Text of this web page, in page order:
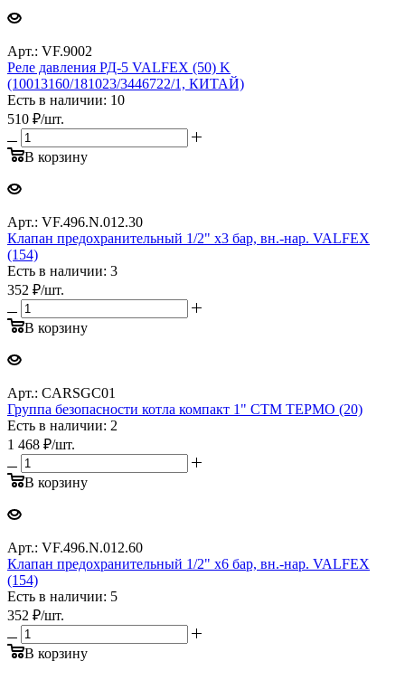
Арт.: VF.9002
Реле давления РД-5 VALFEX (50) K
(10013160/181023/3446722/1, КИТАЙ)
Есть в наличии: 10
510 ₽/шт.
В корзину
Арт.: VF.496.N.012.30
Клапан предохранительный 1/2" х3 бар, вн.-нар. VALFEX
(154)
Есть в наличии: 3
352 ₽/шт.
В корзину
Арт.: CARSGC01
Группа безопасности котла компакт 1" СТМ ТЕРМО (20)
Есть в наличии: 2
1 468 ₽/шт.
В корзину
Арт.: VF.496.N.012.60
Клапан предохранительный 1/2" х6 бар, вн.-нар. VALFEX
(154)
Есть в наличии: 5
352 ₽/шт.
В корзину